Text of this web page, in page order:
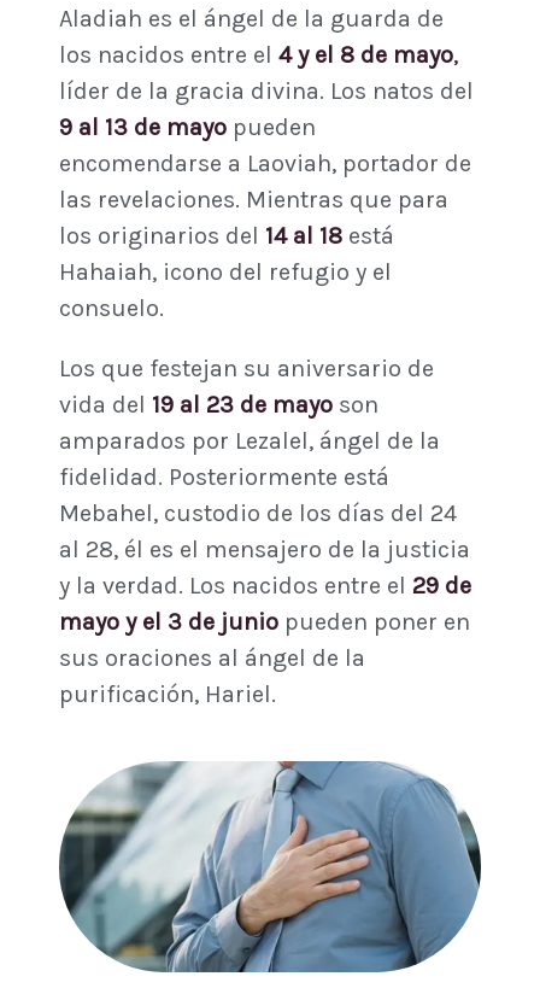
Aladiah es el ángel de la guarda de
los nacidos entre el 4 y el 8 de mayo,
líder de la gracia divina. Los natos del
9 al 13 de mayo pueden
encomendarse a Laoviah, portador de
las revelaciones. Mientras que para
los originarios del 14 al 18 está
Hahaiah, icono del refugio y el
consuelo.
Los que festejan su aniversario de
vida del 19 al 23 de mayo son
amparados por Lezalel, ángel de la
fidelidad. Posteriormente está
Mebahel, custodio de los días del 24
al 28, él es el mensajero de la justicia
y la verdad. Los nacidos entre el 29 de
mayo y el 3 de junio pueden poner en
sus oraciones al ángel de la
purificación, Hariel.